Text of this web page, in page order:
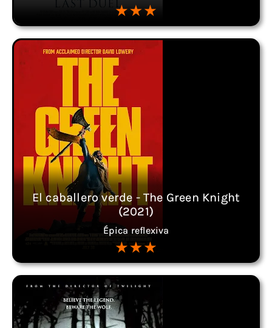
El caballero verde - The Green Knight
(2021)
Épica reflexiva